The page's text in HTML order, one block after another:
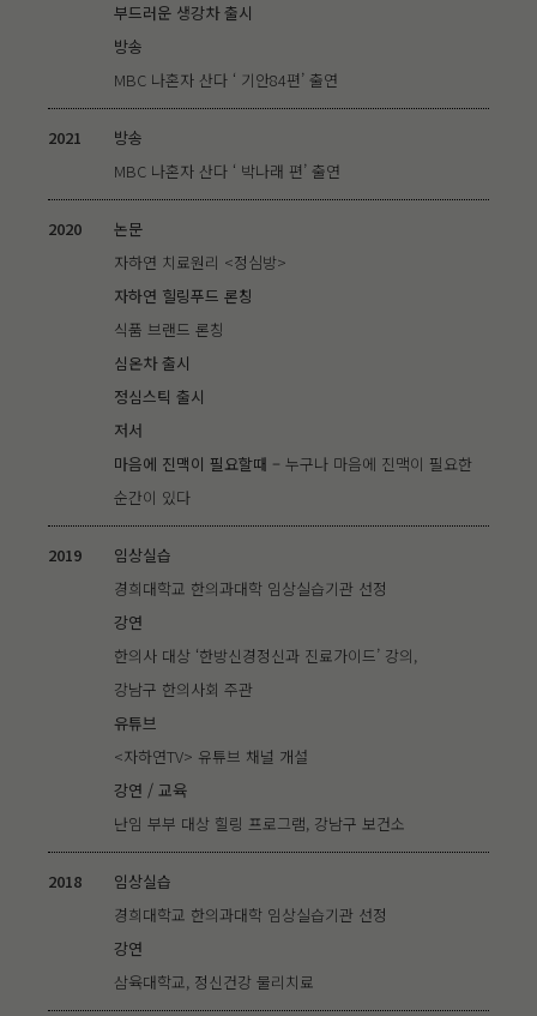
부드러운 생강차 출시
방송
MBC 나혼자 산다 ‘ 기안84편’ 출연
2021
방송
MBC 나혼자 산다 ‘ 박나래 편’ 출연
2020
논문
자하연 치료원리 <정심방>
자하연 힐링푸드 론칭
식품 브랜드 론칭
심온차 출시
정심스틱 출시
저서
마음에 진맥이 필요할때 –누구나 마음에 진맥이 필요한
순간이 있다
2019
임상실습
경희대학교 한의과대학 임상실습기관 선정
강연
한의사 대상 ‘한방신경정신과 진료가이드’ 강의,
강남구 한의사회 주관
유튜브
<자하연TV> 유튜브 채널 개설
강연 / 교육
난임 부부 대상 힐링 프로그램, 강남구 보건소
2018
임상실습
경희대학교 한의과대학 임상실습기관 선정
강연
삼육대학교, 정신건강 물리치료